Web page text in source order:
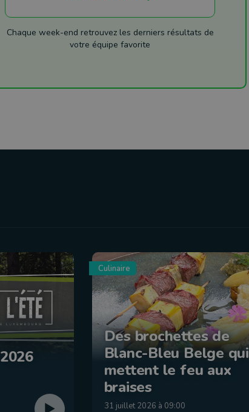
Chaque week-end retrouvez les derniers résultats de
votre équipe favorite
Culinaire
Des brochettes de
Blanc-Bleu Belge qui
mettent le feu aux
braises
31 juillet 2026 à 09:00